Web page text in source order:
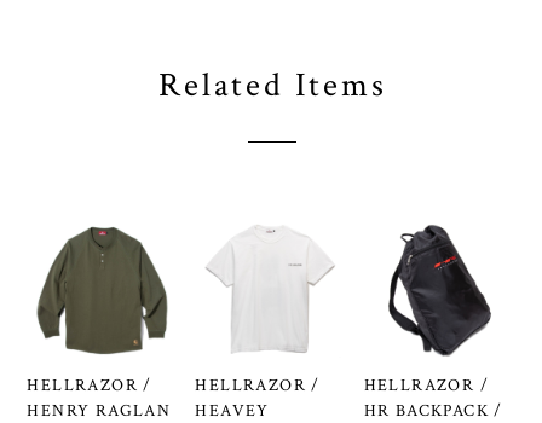
Related Items
HELLRAZOR /
HENRY RAGLAN
HELLRAZOR /
HEAVEY
HELLRAZOR /
HR BACKPACK /